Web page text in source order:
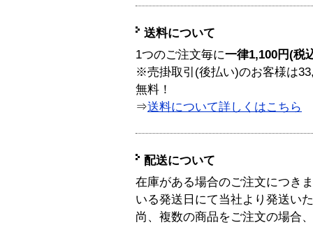
送料について
1つのご注文毎に一律1,100円(税
※売掛取引(後払い)のお客様は
無料！
⇒送料について詳しくはこちら
配送について
在庫がある場合のご注文につき
いる発送日にて当社より発送い
尚、複数の商品をご注文の場合